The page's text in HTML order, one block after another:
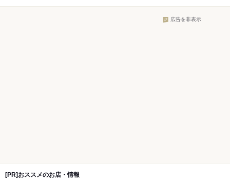
広告を非表示
[PR]おススメのお店・情報